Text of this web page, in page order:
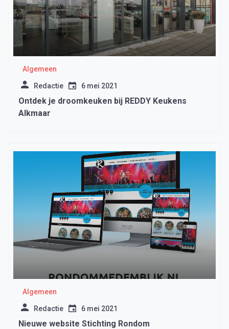
Algemeen
Redactie 6 mei 2021
Ontdek je droomkeuken bij REDDY Keukens
Alkmaar
Algemeen
Redactie 6 mei 2021
Nieuwe website Stichting Rondom